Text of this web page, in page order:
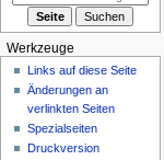
Werkzeuge
Links auf diese Seite
Änderungen an
verlinkten Seiten
Spezialseiten
Druckversion